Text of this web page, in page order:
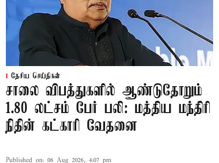
தேசிய செய்திகள்
சாலை விபத்துகளில் ஆண்டுதோறும்
1.80 லட்சம் பேர் பலி: மத்திய மந்திரி
நிதின் கட்காரி வேதனை
Published on: 06 Aug 2026, 4:07 pm